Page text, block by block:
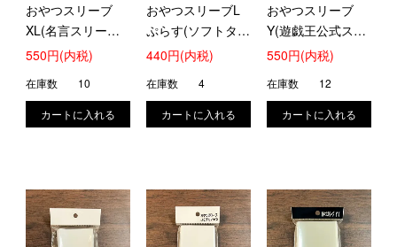
おやつスリーブ
XL(名言スリーブ
の上に4重～5重目
550円(内税)
在庫数 10
おやつスリーブL
ぷらす(ソフトタイ
プ)
440円(内税)
在庫数 4
おやつスリーブ
Y(遊戯王公式スリ
ーブの上にピッタ
550円(内税)
在庫数 12